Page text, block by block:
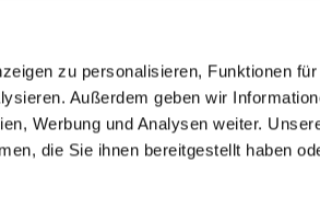
zu personalisieren, Funktionen
Außerdem geben wir
Werbung und Analysen weiter.
die Sie ihnen bereitgestellt haben